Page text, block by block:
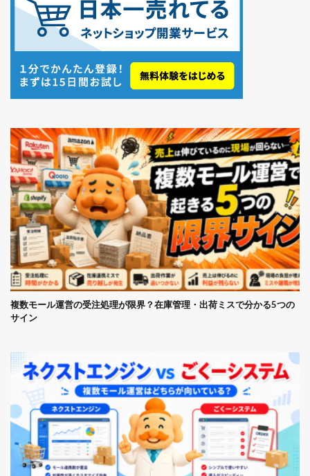
複数モール運営の受注処理が限界？在庫管理・出荷ミスで分かる5つの
サイン